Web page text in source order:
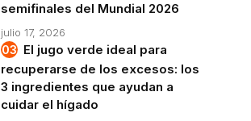
semifinales del Mundial 2026
julio 17, 2026
El jugo verde ideal para
recuperarse de los excesos: los
3 ingredientes que ayudan a
cuidar el hígado